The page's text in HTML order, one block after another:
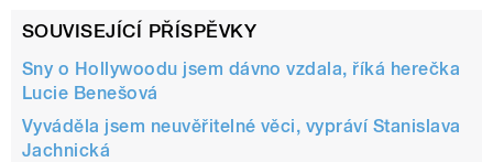
SOUVISEJÍCÍ PŘÍSPĚVKY
Sny o Hollywoodu jsem dávno vzdala, říká herečka
Lucie Benešová
Vyváděla jsem neuvěřitelné věci, vypráví Stanislava
Jachnická